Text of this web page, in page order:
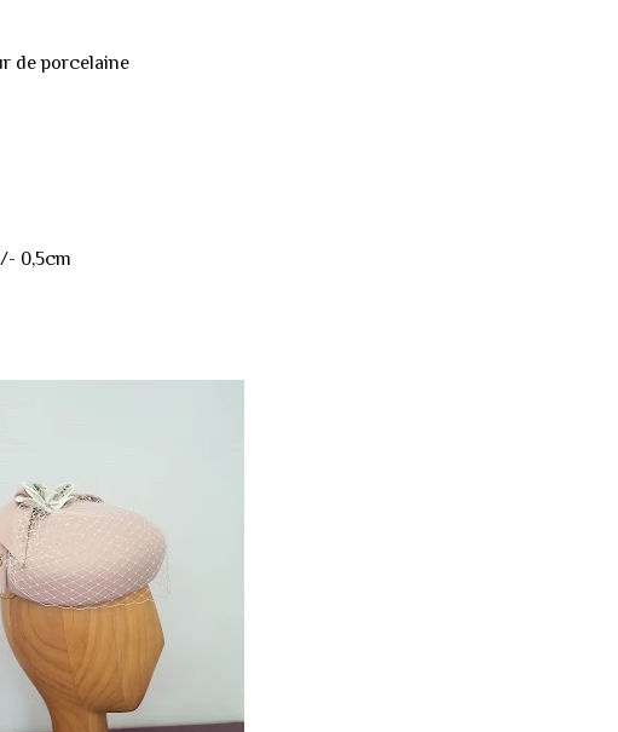
de porcelaine
0,5cm